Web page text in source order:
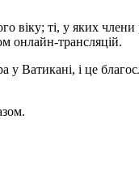
віку; ті, у яких
онлайн-трансляцій.
і це